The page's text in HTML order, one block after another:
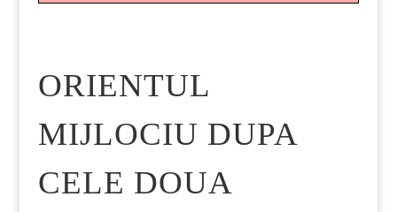
ORIENTUL
MIJLOCIU DUPA
CELE DOUA